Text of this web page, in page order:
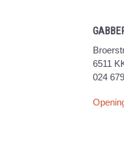
6511
024